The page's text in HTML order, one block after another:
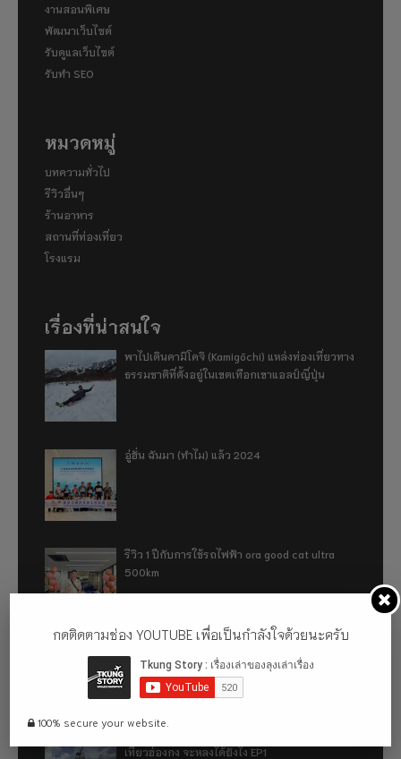
งานสอนพิเศษ
พัฒนาเว็บไซต์
รับดูแลเว็บไซต์
รับทำ SEO
หมวดหมู่
บทความทั่วไป
รีวิวอื่นๆ
ร้านอาหาร
สถานที่ท่องเที่ยว
โรงแรม
เรื่องที่น่าสนใจ
พาไปเดินคามิโคจิ (Kamigōchi) แหล่งท่องเที่ยวทาง
ธรรมชาติที่ตั้งอยู่ในเขตเทือกเขาแอลป์ญี่ปุ่น
อู่ฮั่น ฉันมา (ทำไม) แล้ว 2024
รีวิว 1 ปีกับการใช้รถไฟฟ้า ora good cat ultra
500km
เที่ยวฮ่องกง จะหลงได้ยังไง EP1
กดติดตามช่อง YOUTUBE เพื่อเป็นกำลังใจด้วยนะครับ
100% secure your website.